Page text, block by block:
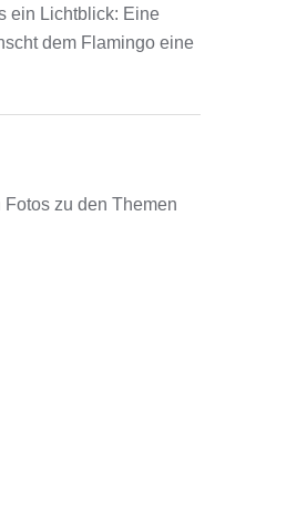
ein Lichtblick: Eine
dem Flamingo eine
zu den Themen